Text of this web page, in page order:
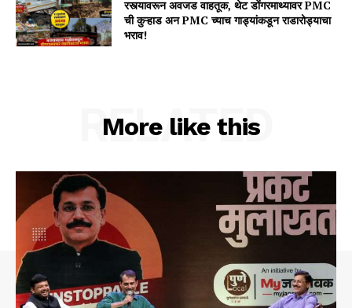
रस्त्यावरून अवजड वाहतूक, थेट डोंगरमाथ्यावर PMC
ची कुऱ्हाड अन PMC च्याच गाड्यांकडून राडारोड्याचा
भराव!
More like this
RELATED